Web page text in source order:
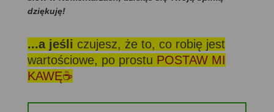
dziękuję!
...a jeśli czujesz, że to, co robię jest
wartościowe, po prostu POSTAW MI
KAWĘ☕